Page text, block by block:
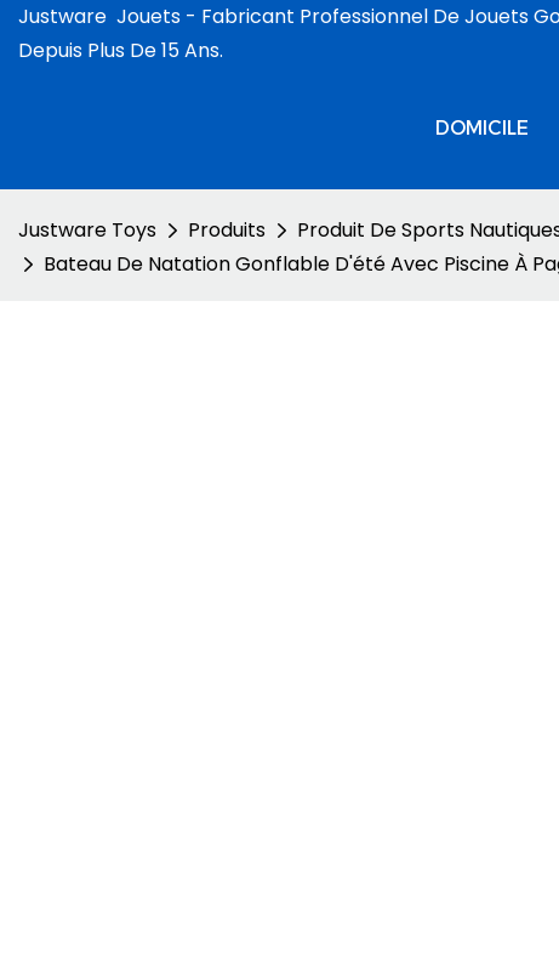
Justware Jouets - Fabricant Professionnel De Jouets
Depuis Plus De 15 Ans.
DOMICILE
Justware Toys Produits Produit De Sports
Bateau De Natation Gonflable D'été Avec Piscine À